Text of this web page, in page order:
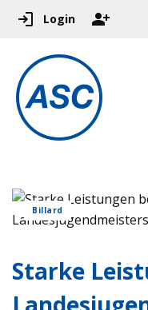
Login
Billard
Starke